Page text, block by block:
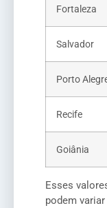
Fortaleza
Salvador
Porto
Recife
Goiânia
Esses
podem